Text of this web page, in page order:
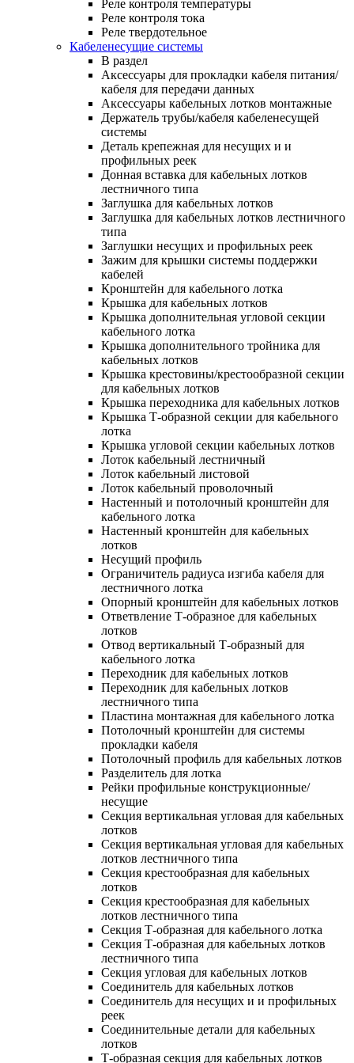
Реле контроля температуры
Реле контроля тока
Реле твердотельное
Кабеленесущие системы
В раздел
Аксессуары для прокладки кабеля питания/
кабеля для передачи данных
Аксессуары кабельных лотков монтажные
Держатель трубы/кабеля кабеленесущей
системы
Деталь крепежная для несущих и и
профильных реек
Донная вставка для кабельных лотков
лестничного типа
Заглушка для кабельных лотков
Заглушка для кабельных лотков лестничного
типа
Заглушки несущих и профильных реек
Зажим для крышки системы поддержки
кабелей
Кронштейн для кабельного лотка
Крышка для кабельных лотков
Крышка дополнительная угловой секции
кабельного лотка
Крышка дополнительного тройника для
кабельных лотков
Крышка крестовины/крестообразной секции
для кабельных лотков
Крышка переходника для кабельных лотков
Крышка Т-образной секции для кабельного
лотка
Крышка угловой секции кабельных лотков
Лоток кабельный лестничный
Лоток кабельный листовой
Лоток кабельный проволочный
Настенный и потолочный кронштейн для
кабельного лотка
Настенный кронштейн для кабельных
лотков
Несущий профиль
Ограничитель радиуса изгиба кабеля для
лестничного лотка
Опорный кронштейн для кабельных лотков
Ответвление Т-образное для кабельных
лотков
Отвод вертикальный Т-образный для
кабельного лотка
Переходник для кабельных лотков
Переходник для кабельных лотков
лестничного типа
Пластина монтажная для кабельного лотка
Потолочный кронштейн для системы
прокладки кабеля
Потолочный профиль для кабельных лотков
Разделитель для лотка
Рейки профильные конструкционные/
несущие
Секция вертикальная угловая для кабельных
лотков
Секция вертикальная угловая для кабельных
лотков лестничного типа
Секция крестообразная для кабельных
лотков
Секция крестообразная для кабельных
лотков лестничного типа
Секция Т-образная для кабельного лотка
Секция Т-образная для кабельных лотков
лестничного типа
Секция угловая для кабельных лотков
Соединитель для кабельных лотков
Соединитель для несущих и и профильных
реек
Соединительные детали для кабельных
лотков
Т-образная секция для кабельных лотков